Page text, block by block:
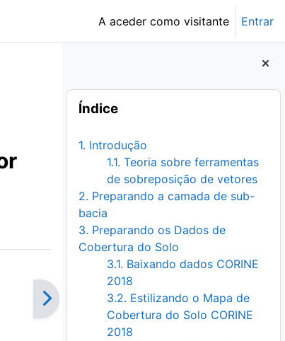
A aceder como visitante Entrar
Blocos
Ignorar Índice
Índice
1. Introdução
1.1. Teoria sobre ferramentas
de sobreposição de vetores
2. Preparando a camada de sub-
bacia
3. Preparando os Dados de
Cobertura do Solo
3.1. Baixando dados CORINE
2018
3.2. Estilizando o Mapa de
Cobertura do Solo CORINE
2018